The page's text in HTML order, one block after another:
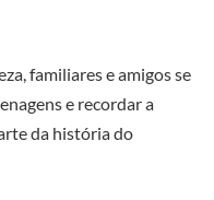
familiares e amigos se
e recordar a
da história do